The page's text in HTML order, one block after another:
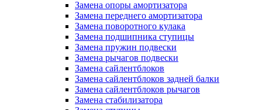
Замена опоры амортизатора
Замена переднего амортизатора
Замена поворотного кулака
Замена подшипника ступицы
Замена пружин подвески
Замена рычагов подвески
Замена сайлентблоков
Замена сайлентблоков задней балки
Замена сайлентблоков рычагов
Замена стабилизатора